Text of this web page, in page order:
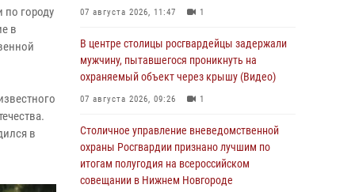
по городу
в
в
07 августа 2026, 11:47 1
В центре столицы росгвардейцы задержали
мужчину, пытавшегося проникнуть на
охраняемый объект через крышу (Видео)
07 августа 2026, 09:26 1
Столичное управление вневедомственной
охраны Росгвардии признано лучшим по
итогам полугодия на всероссийском
совещании в Нижнем Новгороде